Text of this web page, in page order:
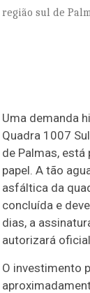
sul de
Uma demanda
Quadra 1007
de Palmas,
papel. A tão
asfáltica da
concluída e
dias, a
autorizará
O investimento